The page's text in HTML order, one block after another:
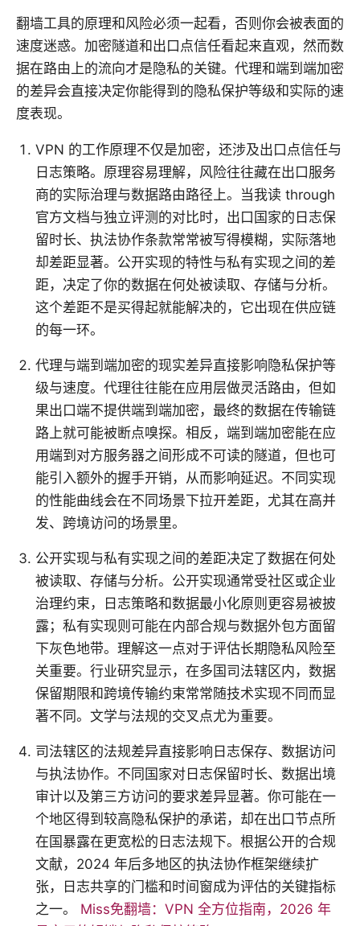
翻墙工具的原理和风险必须一起看，否则你会被表面的
速度迷惑。加密隧道和出口点信任看起来直观，然而数
据在路由上的流向才是隐私的关键。代理和端到端加密
的差异会直接决定你能得到的隐私保护等级和实际的速
度表现。
VPN 的工作原理不仅是加密，还涉及出口点信任与
日志策略。原理容易理解，风险往往藏在出口服务
商的实际治理与数据路由路径上。当我读 through
官方文档与独立评测的对比时，出口国家的日志保
留时长、执法协作条款常常被写得模糊，实际落地
却差距显著。公开实现的特性与私有实现之间的差
距，决定了你的数据在何处被读取、存储与分析。
这个差距不是买得起就能解决的，它出现在供应链
的每一环。
代理与端到端加密的现实差异直接影响隐私保护等
级与速度。代理往往能在应用层做灵活路由，但如
果出口端不提供端到端加密，最终的数据在传输链
路上就可能被断点嗅探。相反，端到端加密能在应
用端到对方服务器之间形成不可读的隧道，但也可
能引入额外的握手开销，从而影响延迟。不同实现
的性能曲线会在不同场景下拉开差距，尤其在高并
发、跨境访问的场景里。
公开实现与私有实现之间的差距决定了数据在何处
被读取、存储与分析。公开实现通常受社区或企业
治理约束，日志策略和数据最小化原则更容易被披
露；私有实现则可能在内部合规与数据外包方面留
下灰色地带。理解这一点对于评估长期隐私风险至
关重要。行业研究显示，在多国司法辖区内，数据
保留期限和跨境传输约束常常随技术实现不同而显
著不同。文学与法规的交叉点尤为重要。
司法辖区的法规差异直接影响日志保存、数据访问
与执法协作。不同国家对日志保留时长、数据出境
审计以及第三方访问的要求差异显著。你可能在一
个地区得到较高隐私保护的承诺，却在出口节点所
在国暴露在更宽松的日志法规下。根据公开的合规
文献，2024 年后多地区的执法协作框架继续扩
张，日志共享的门槛和时间窗成为评估的关键指标
之一。 Miss免翻墙：VPN 全方位指南，2026 年